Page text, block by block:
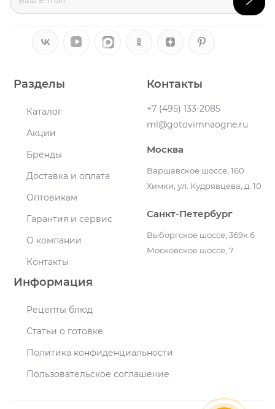
Разделы
Каталог
Акции
Бренды
Доставка и оплата
Оптовикам
Гарантия и сервис
О компании
Контакты
Информация
Рецепты блюд
Статьи о готовке
Политика конфиденциальности
Пользовательское соглашение
Контакты
+7 (495) 133-2085
ml@gotovimnaogne.ru
Москва
Варшавское шоссе, 160
Химки, ул. Кудрявцева, д. 10
Санкт-Петербург
Выборгское шоссе, 369к.6
Московское шоссе, 7